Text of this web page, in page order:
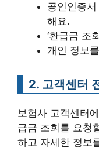
공인인증
해요.
‘환급금 조
개인 정보
2. 고객센터
보험사 고객센터
급금 조회를 요청
하고 자세한 정보